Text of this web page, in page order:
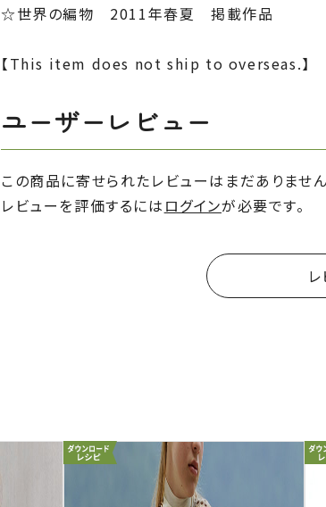
☆世界の編物 2011年春夏 掲載作品
【This item does not ship to overseas.】
ユーザーレビュー
この商品に寄せられたレビューはまだありません
レビューを評価するには ログインが必要です。